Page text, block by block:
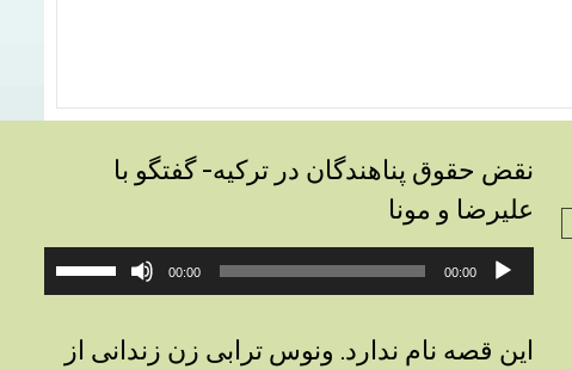
نقض حقوق پناهندگان در ترکیه- گفتگو با
علیرضا و مونا
پخش‌کننده
صوت
00:00
00:00
این قصه نام ندارد. ونوس ترابی زن زندانی از